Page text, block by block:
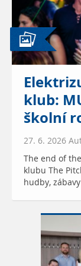
klub:
školní
27. 6. 2026
The end of
klubu The
hudby,